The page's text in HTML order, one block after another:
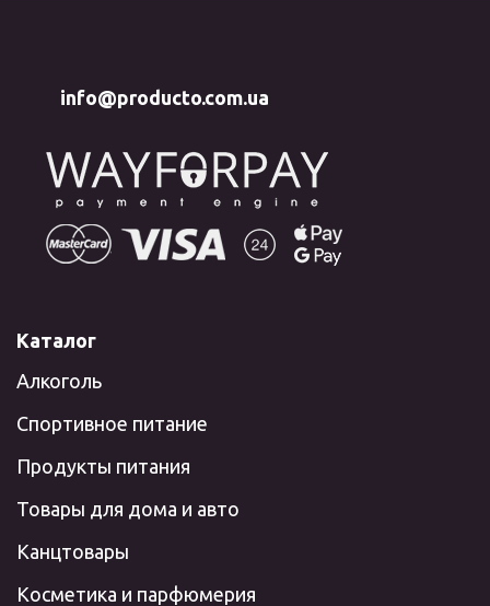
info@producto.com.ua
Каталог
Алкоголь
Спортивное питание
Продукты питания
Товары для дома и авто
Канцтовары
Косметика и парфюмерия